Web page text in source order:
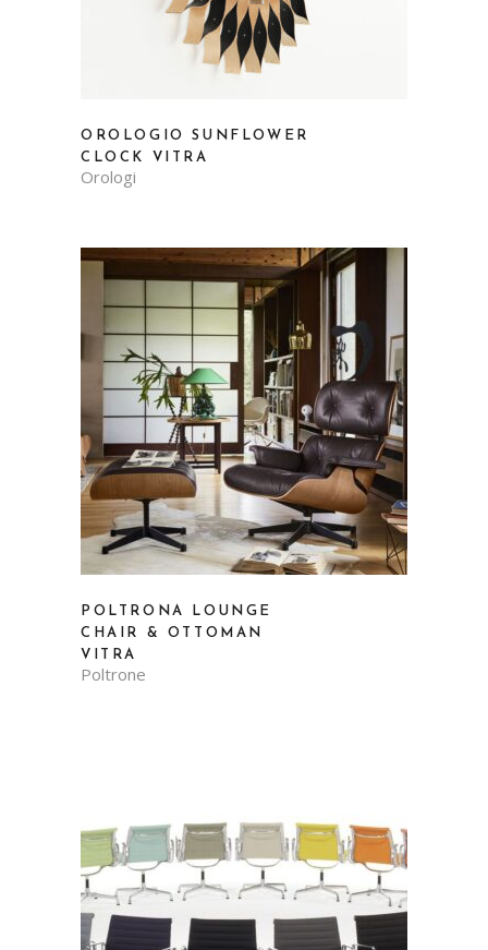
OROLOGIO SUNFLOWER
CLOCK VITRA
Orologi
POLTRONA LOUNGE
CHAIR & OTTOMAN
VITRA
Poltrone